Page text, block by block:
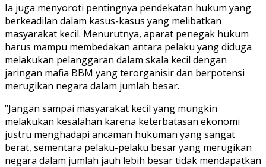
Ia juga menyoroti pentingnya pendekatan hukum yang
berkeadilan dalam kasus-kasus yang melibatkan
masyarakat kecil. Menurutnya, aparat penegak hukum
harus mampu membedakan antara pelaku yang diduga
melakukan pelanggaran dalam skala kecil dengan
jaringan mafia BBM yang terorganisir dan berpotensi
merugikan negara dalam jumlah besar.
“Jangan sampai masyarakat kecil yang mungkin
melakukan kesalahan karena keterbatasan ekonomi
justru menghadapi ancaman hukuman yang sangat
berat, sementara pelaku-pelaku besar yang merugikan
negara dalam jumlah jauh lebih besar tidak mendapatkan